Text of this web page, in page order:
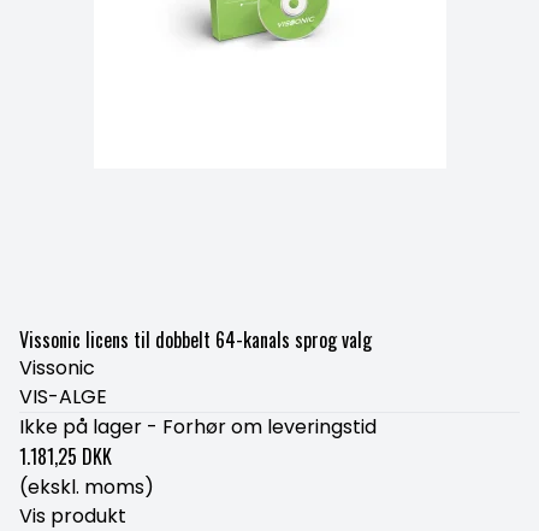
Vissonic licens til dobbelt 64-kanals sprog valg
Vissonic
VIS-ALGE
Ikke på lager - Forhør om leveringstid
1.181,25 DKK
(ekskl. moms)
Vis produkt